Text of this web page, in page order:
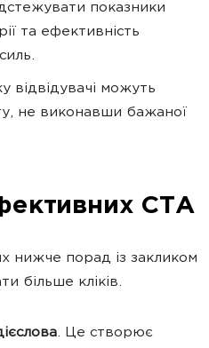
показники
та ефективність
відвідувачі можуть
не виконавши бажаної
CTA
нижче порад із закликом
більше кліків.
. Це створює